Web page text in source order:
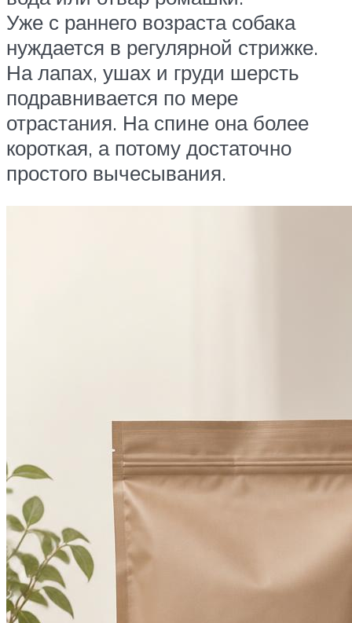
Уже с раннего возраста собака
нуждается в регулярной стрижке.
На лапах, ушах и груди шерсть
подравнивается по мере
отрастания. На спине она более
короткая, а потому достаточно
простого вычесывания.